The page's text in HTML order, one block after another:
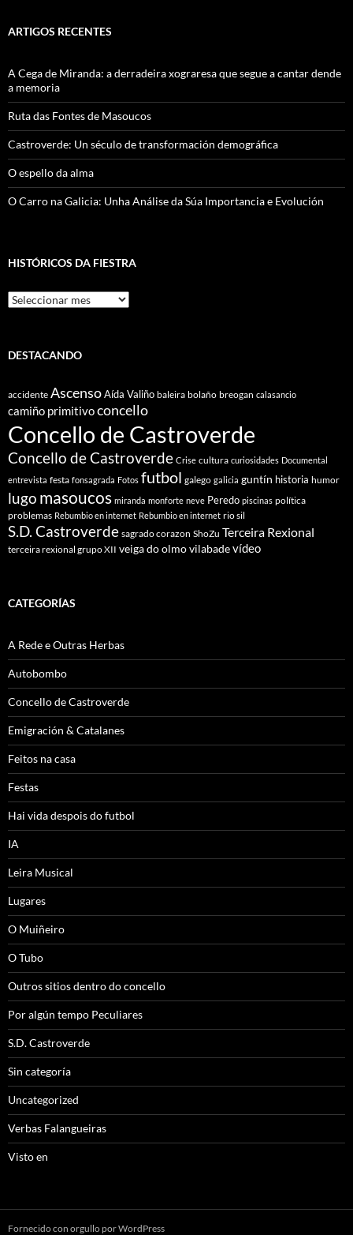
ARTIGOS RECENTES
A Cega de Miranda: a derradeira xograresa que segue a cantar dende
a memoria
Ruta das Fontes de Masoucos
Castroverde: Un século de transformación demográfica
O espello da alma
O Carro na Galicia: Unha Análise da Súa Importancia e Evolución
HISTÓRICOS DA FIESTRA
Históricos
Da
DESTACANDO
accidente AscensoAída Valiño baleira bolaño breogan calasancio
camiño primitivoconcello
Concello de Castroverde
Concello de Castroverde Crise cultura curiosidades Documental
entrevista festa fonsagrada Fotos futbol galego galicia guntín historia humor
lugo masoucos miranda monforte neve Peredo piscinas política
problemas Rebumbio en internet Rebumbio en internet rio sil
S.D. Castroverde sagrado corazon ShoZu Terceira Rexional
terceira rexional grupo XII veiga do olmovilabadevídeo
CATEGORÍAS
A Rede e Outras Herbas
Autobombo
Concello de Castroverde
Emigración & Catalanes
Feitos na casa
Festas
Hai vida despois do futbol
IA
Leira Musical
Lugares
O Muiñeiro
O Tubo
Outros sitios dentro do concello
Por algún tempo Peculiares
S.D. Castroverde
Sin categoría
Uncategorized
Verbas Falangueiras
Visto en
Fornecido con orgullo por WordPress